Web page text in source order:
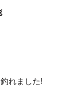
れました!